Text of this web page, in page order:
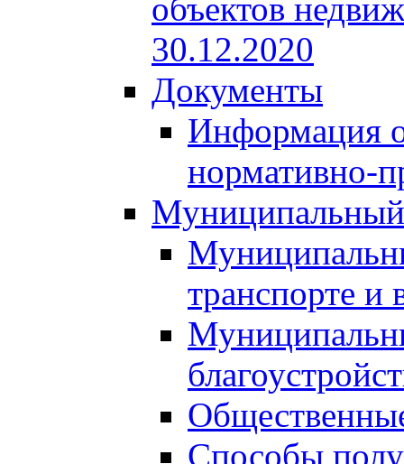
объектов
30.12.2020
Документы
Информация
нормативно-
Муниципальный
транспорте и
Способы